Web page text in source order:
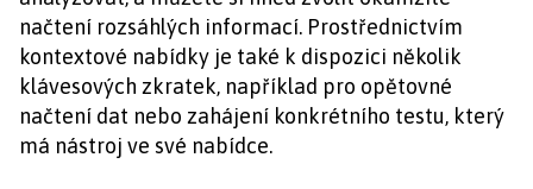
načtení rozsáhlých informací. Prostřednictvím
kontextové nabídky je také k dispozici několik
klávesových zkratek, například pro opětovné
načtení dat nebo zahájení konkrétního testu, který
má nástroj ve své nabídce.